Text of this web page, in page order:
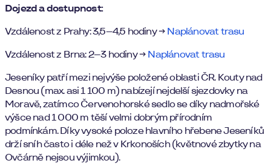
Dojezd a dostupnost:
Vzdálenost z Prahy: 3,5–4,5 hodiny →Naplánovat trasu
Vzdálenost z Brna: 2–3 hodiny →Naplánovat trasu
Jeseníky patří mezi nejvýše položené oblasti ČR. Kouty nad
Desnou (max. asi 1 100 m) nabízejí nejdelší sjezdovky na
Moravě, zatímco Červenohorské sedlo se díky nadmořské
výšce nad 1 000 m těší velmi dobrým přírodním
podmínkám. Díky vysoké poloze hlavního hřebene Jeseníků
drží sníh často i déle než v Krkonoších (květnové zbytky na
Ovčárně nejsou výjimkou).